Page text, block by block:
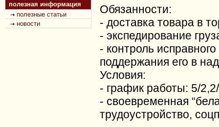
полезная информация
полезные статьи
новости
Обязанности:
- доставка товара в
- экспедирование
- контроль
поддержания его в
Условия:
- график работы: 5/
- своевременная
трудоустройство,